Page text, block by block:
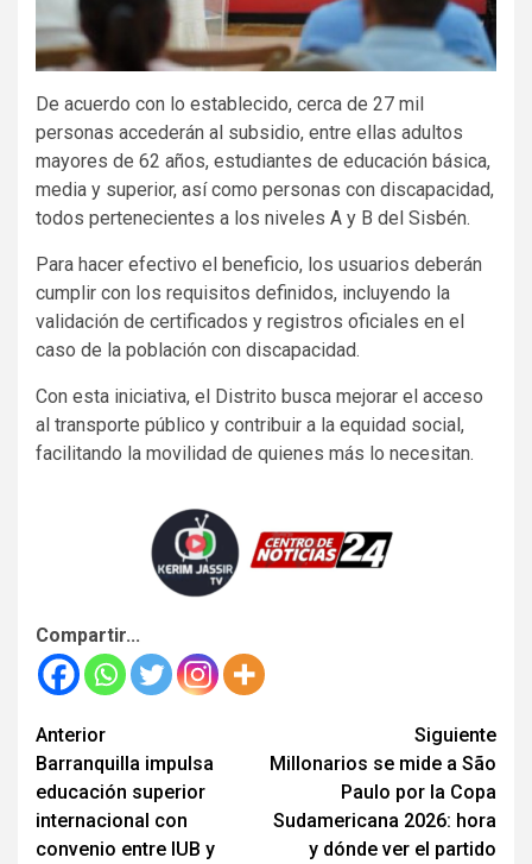
De acuerdo con lo establecido, cerca de 27 mil
personas accederán al subsidio, entre ellas adultos
mayores de 62 años, estudiantes de educación básica,
media y superior, así como personas con discapacidad,
todos pertenecientes a los niveles A y B del Sisbén.
Para hacer efectivo el beneficio, los usuarios deberán
cumplir con los requisitos definidos, incluyendo la
validación de certificados y registros oficiales en el
caso de la población con discapacidad.
Con esta iniciativa, el Distrito busca mejorar el acceso
al transporte público y contribuir a la equidad social,
facilitando la movilidad de quienes más lo necesitan.
Compartir...
Seguir
leyendo
Anterior
Barranquilla impulsa
educación superior
internacional con
convenio entre IUB y
Siguiente
Millonarios se mide a São
Paulo por la Copa
Sudamericana 2026: hora
y dónde ver el partido